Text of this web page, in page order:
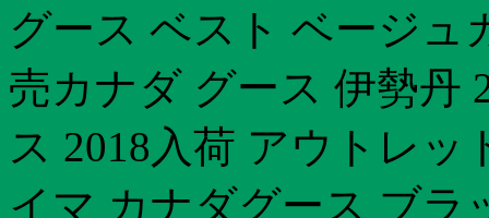
グース ベスト ベージュ
売カナダ グース 伊勢丹
ス 2018入荷 アウトレ
イマ カナダグース ブラ